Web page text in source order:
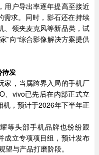
用户导出率逐年提高至接近
需求。同时，影石还在持续
、领夹麦克风等新品类，试
”向“综合影像解决方案提供
待发
家，当属跨界入局的手机厂
、vivo已先后在内部正式立
，预计于2026年下半年正
等头部手机品牌也纷纷跟
成立专项项目组，预计发布
与产品打磨阶段。